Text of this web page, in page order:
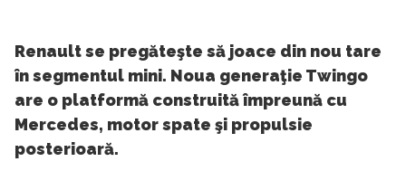
Renault se pregăteşte să joace din nou tare
în segmentul mini. Noua generaţie Twingo
are o platformă construită împreună cu
Mercedes, motor spate şi propulsie
posterioară.